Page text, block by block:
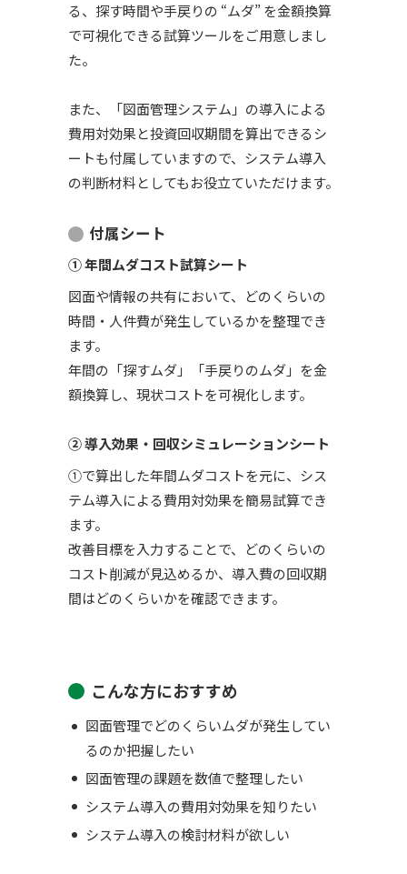
る、探す時間や手戻りの “ムダ” を金額換算
で可視化できる試算ツールをご用意しまし
た。
また、「図面管理システム」の導入による
費用対効果と投資回収期間を算出できるシ
ートも付属していますので、システム導入
の判断材料としてもお役立ていただけます。
付属シート
① 年間ムダコスト試算シート
図面や情報の共有において、どのくらいの
時間・人件費が発生しているかを整理でき
ます。
年間の「探すムダ」「手戻りのムダ」を金
額換算し、現状コストを可視化します。
② 導入効果・回収シミュレーションシート
①で算出した年間ムダコストを元に、シス
テム導入による費用対効果を簡易試算でき
ます。
改善目標を入力することで、どのくらいの
コスト削減が見込めるか、導入費の回収期
間はどのくらいかを確認できます。
こんな方におすすめ
図面管理でどのくらいムダが発生してい
るのか把握したい
図面管理の課題を数値で整理したい
システム導入の費用対効果を知りたい
システム導入の検討材料が欲しい